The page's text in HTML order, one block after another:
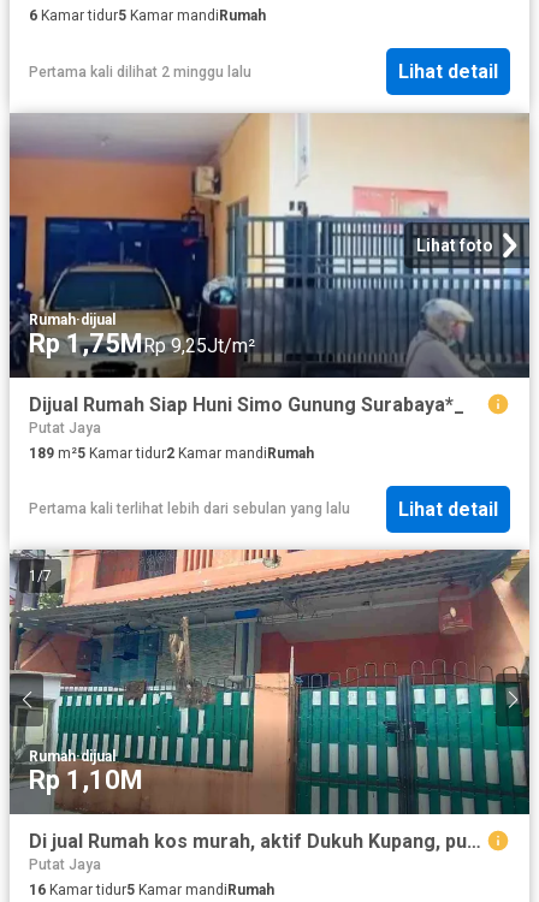
6 Kamar tidur5 Kamar mandi Rumah
Pertama kali dilihat 2 minggu lalu Lihat detail
Lihat foto
Rumah·dijual
Rp 1,75MRp 9,25Jt/m²
Dijual Rumah Siap Huni Simo Gunung Surabaya*_
Putat Jaya
189 m²5 Kamar tidur2 Kamar mandiRumah
Pertama kali terlihat lebih dari sebulan yang lalu Lihat detail
1 /7
Rumah·dijual
Rp 1,10M
Di jual Rumah kos murah, aktif Dukuh Kupang, putat jaya Surabaya
Putat Jaya
16 Kamar tidur5 Kamar mandi Rumah